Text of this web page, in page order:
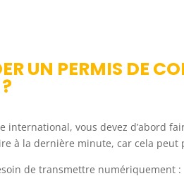
UN PERMIS DE
international, vous devez d’abord
à la dernière minute, car cela
de transmettre numériquement :